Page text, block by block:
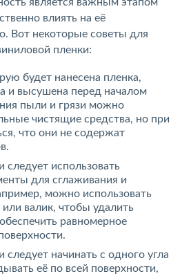
влиять на её
Вот некоторые советы для
пленки:
будет нанесена пленка,
и высушена перед началом
пыли и грязи можно
чистящие средства, но при
что они не содержат
следует использовать
для сглаживания и
можно использовать
валик, чтобы удалить
равномерное
следует начинать с одного угла
её по всей поверхности,